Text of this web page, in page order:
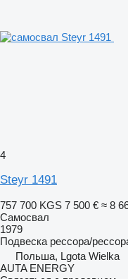
4
Steyr 1491
757 700 KGS 7 500 € ≈ 8
Самосвал
1979
Подвеска рессора/
Польша, Lgota Wielka
AUTA ENERGY